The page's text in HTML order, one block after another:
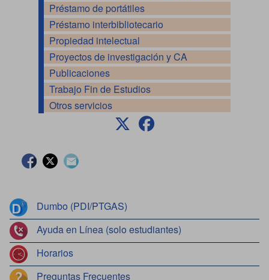
Dumbo (PDI/PTGAS)
Ayuda en Línea (solo estudiantes)
Horarios
Preguntas Frecuentes
Préstamo de portátiles
Préstamo interbibliotecario
Propiedad intelectual
Proyectos de investigación y CA
Publicaciones
Trabajo Fin de Estudios
Otros servicios
Facebook
Twitter